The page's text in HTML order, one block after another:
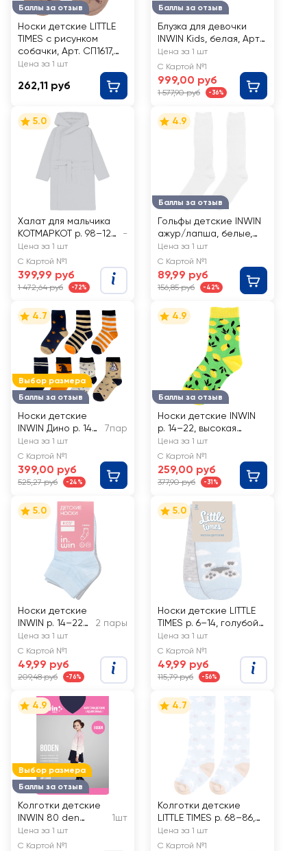
Баллы за отзыв
Носки детские LITTLE
TIMES с рисунком
собачки, Арт. СП1617,
3пары
Цена за 1 шт
262,11 руб
Баллы за отзыв
Блузка для девочки
INWIN Kids, белая, Арт.
BTS25506-03
Цена за 1 шт
С Картой №1
999,00 руб
1 577,90 руб -36%
5.0
Халат для мальчика
КОТМАРКОТ р. 98–128
с запахом,
капюшоном и
поясом, серый, Арт.
880275
-
Цена за 1 шт
С Картой №1
399,99 руб
1 472,64 руб -72%
Баллы за отзыв
4.9
Гольфы детские INWIN
ажур/лапша, белые,
Арт. 761/762
Цена за 1 шт
С Картой №1
89,99 руб
156,85 руб -42%
Выбор размера
Баллы за отзыв
4.7
Носки детские
INWIN Дино р. 14–
22, Арт. BTS25BO-
3
7пар
Цена за 1 шт
С Картой №1
399,00 руб
525,27 руб -24%
Баллы за отзыв
4.9
Носки детские INWIN
р. 14–22, высокая
посадка с дизайном
фрукты, Арт. FKSU-05-
FR, 5пар
Цена за 1 шт
С Картой №1
259,00 руб
377,90 руб -31%
5.0
Носки детские
INWIN р. 14–22
низкая посадка,
голубые, серый
меланж, Арт.
BKSU-02-GB
2 пары
Цена за 1 шт
С Картой №1
49,99 руб
209,48 руб -76%
5.0
Носки детские LITTLE
TIMES р. 6–14, голубой/
розовый, серый
меланж, Арт. LT-2-
BL /LT-2-PI, 2пары
Цена за 1 шт
С Картой №1
49,99 руб
115,79 руб -56%
Выбор размера
Баллы за отзыв
4.9
Колготки детские
INWIN 80 den
синие, без рисунка
1шт
Цена за 1 шт
С Картой №1
4.7
Колготки детские
LITTLE TIMES р. 68–86,
Арт. КLT2Миш/Сер,
2шт
Цена за 1 шт
С Картой №1